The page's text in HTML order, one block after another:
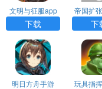
文明与征服app
下载
帝国扩
改器
下
明日方舟手游
玩具指